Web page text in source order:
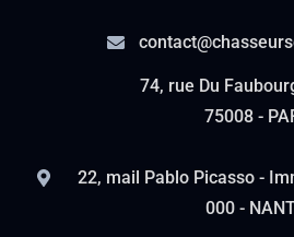
74, rue Du
75008 -
22, mail Pablo Picasso -
000 -